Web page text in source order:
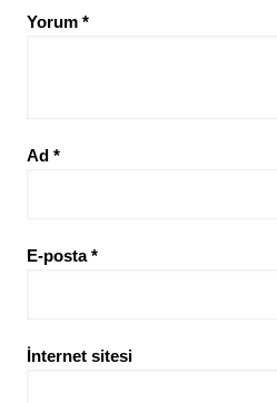
Yorum *
Ad *
E-posta*
İnternet sitesi